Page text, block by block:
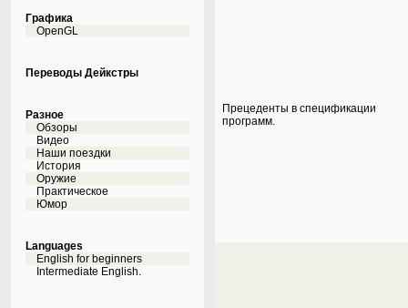
Графика
OpenGL
Переводы Дейкстры
Разное
Обзоры
Видео
Наши поездки
История
Оружие
Практическое
Юмор
Languages
English for beginners
Intermediate English.
Прецеденты в спецификации
программ.